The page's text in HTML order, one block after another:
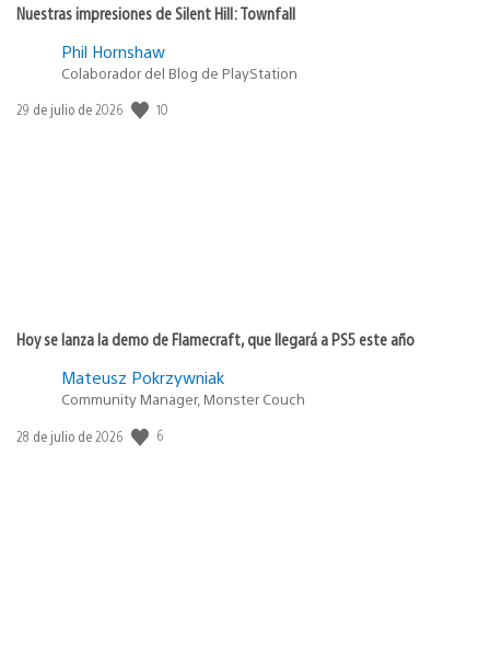
Nuestras impresiones de Silent Hill: Townfall
Phil Hornshaw
Colaborador del Blog de PlayStation
Fecha
29 de julio de 2026 10
Hoy se lanza la demo de Flamecraft, que llegará a PS5 este año
Mateusz Pokrzywniak
Community Manager, Monster Couch
Fecha
28 de julio de 2026 6